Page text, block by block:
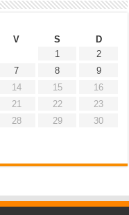
V S
D
1
2
7 8
9
14 15
16
21 22
23
28 29
30